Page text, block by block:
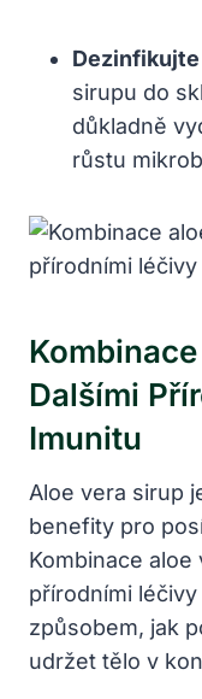
sirupu do
důkladně
růstu
Dalšími
Imunitu
Aloe vera sirup
benefity pro
Kombinace
přírodními
způsobem, jak
udržet tělo v